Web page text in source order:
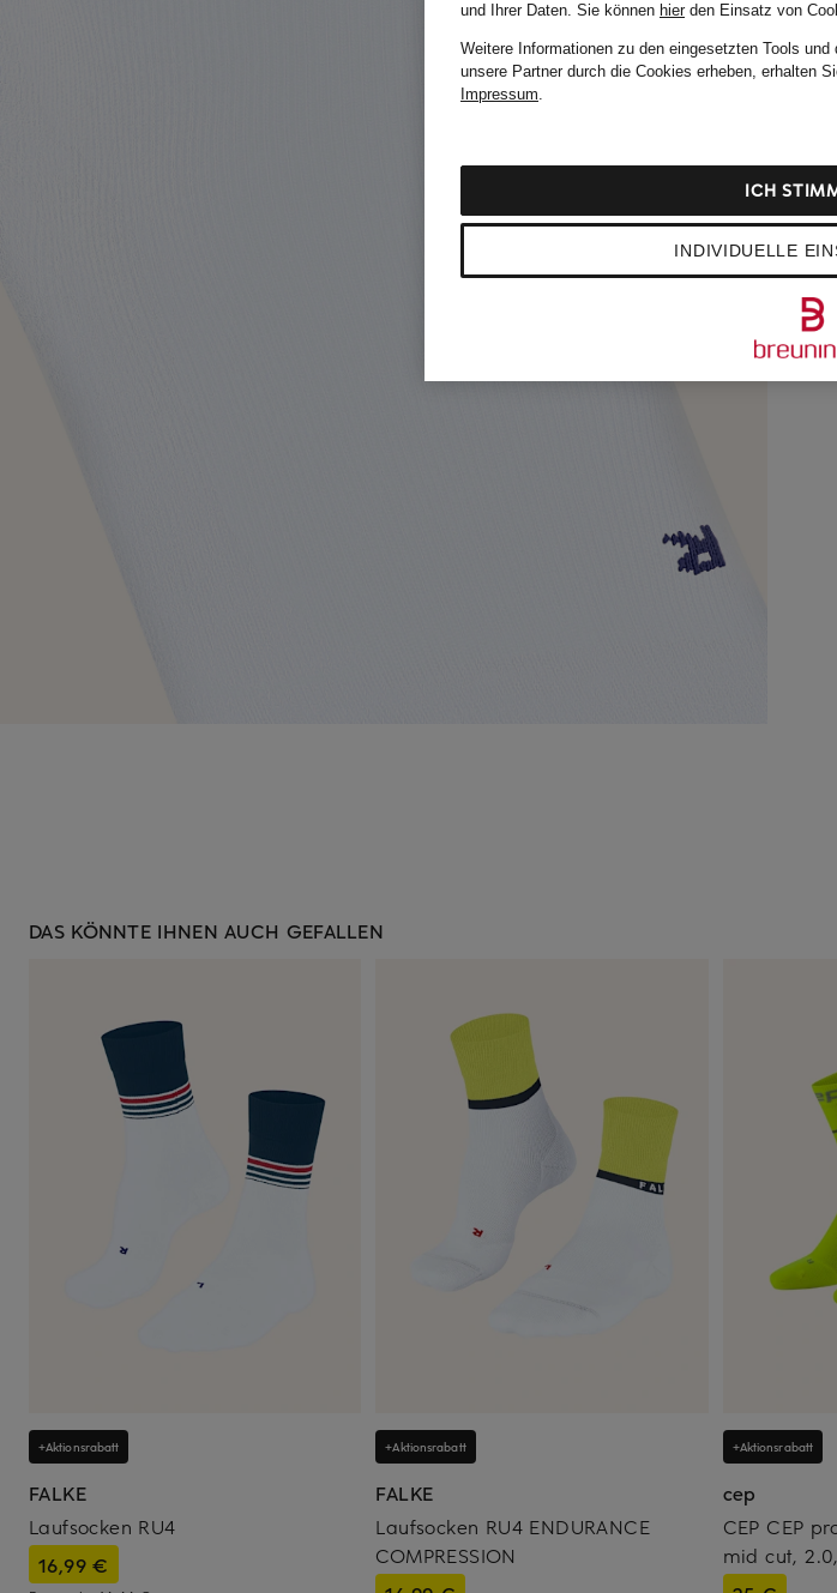
DAS KÖNNTE IHNEN AUCH GEFALLEN
+Aktionsrabatt
FALKE
Laufsocken RU4
16,99 €
+Aktionsrabatt
FALKE
Laufsocken RU4 ENDURANCE
COMPRESSION
+Aktionsrabatt
cep
CEP CEP
mid cut,
und Ihrer Daten. Sie können hierden Einsatz von
Weitere Informationen zu den eingesetzten Tools
unsere Partner durch die Cookies erheben, erhalten
Impressum.
INDIVIDUELLE
ICH